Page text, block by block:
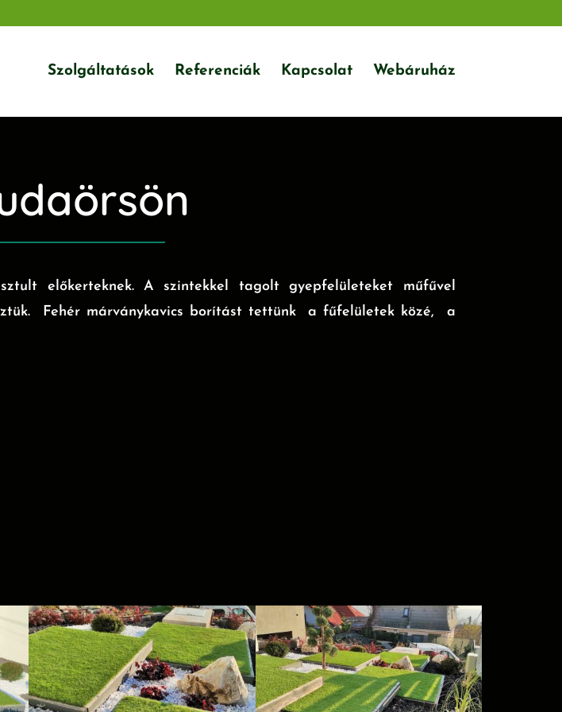
Szolgáltatások Referenciák Kapcsolat Webáruház
előkerteknek. A szintekkel tagolt gyepfelületeket műfűvel
Fehér márványkavics borítást tettünk a fűfelületek közé, a